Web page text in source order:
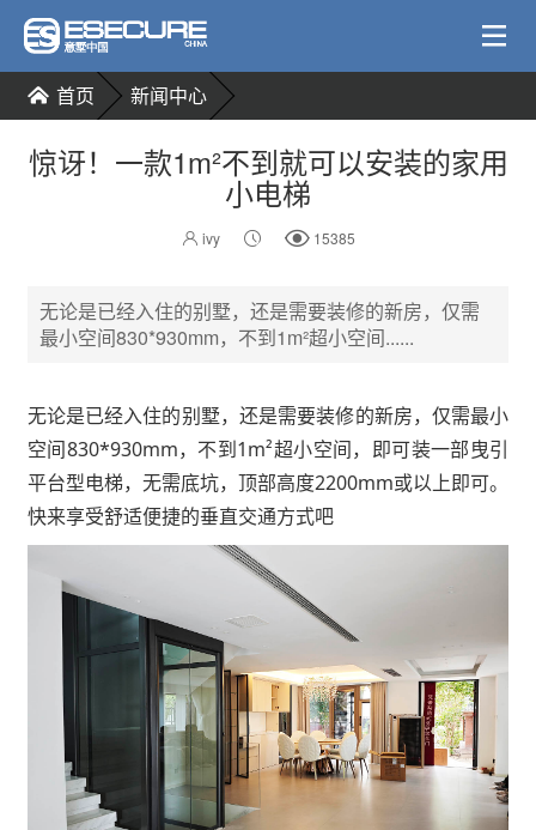
首页 新闻中心
惊讶！一款1m²不到就可以安装的家用
小电梯
ivy 15385
无论是已经入住的别墅，还是需要装修的新房，仅需
最小空间830*930mm，不到1m²超小空间......
无论是已经入住的别墅，还是需要装修的新房，仅需最小
空间830*930mm，不到1m²超小空间，即可装一部曳引
平台型电梯，无需底坑，顶部高度2200mm或以上即可。
快来享受舒适便捷的垂直交通方式吧